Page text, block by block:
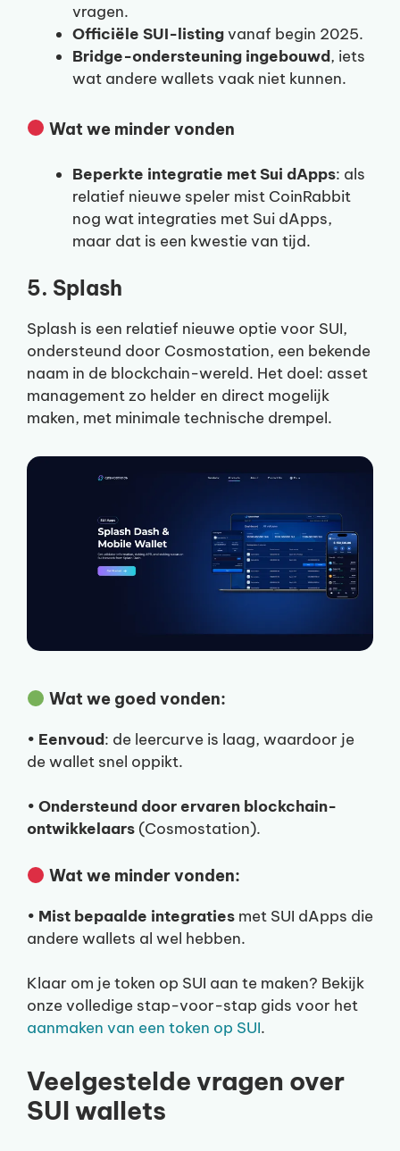
vragen.
Officiële SUI-listingvanaf begin 2025.
Bridge-ondersteuning ingebouwd, iets
wat andere wallets vaak niet kunnen.
Wat we minder vonden
Beperkte integratie met Sui dApps: als
relatief nieuwe speler mist CoinRabbit
nog wat integraties met Sui dApps,
maar dat is een kwestie van tijd.
5. Splash
Splash is een relatief nieuwe optie voor SUI,
ondersteund door Cosmostation, een bekende
naam in de blockchain-wereld. Het doel: asset
management zo helder en direct mogelijk
maken, met minimale technische drempel.
Wat we goed vonden:
• Eenvoud: de leercurve is laag, waardoor je
de wallet snel oppikt.
• Ondersteund door ervaren blockchain-
ontwikkelaars (Cosmostation).
Wat we minder vonden:
• Mist bepaalde integraties met SUI dApps die
andere wallets al wel hebben.
Klaar om je token op SUI aan te maken? Bekijk
onze volledige stap-voor-stap gids voor het
aanmaken van een token op SUI.
Veelgestelde vragen over
SUI wallets